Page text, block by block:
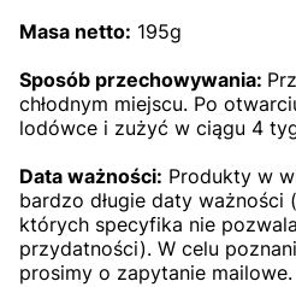
Masa netto: 195g
Sposób przechowywania:
chłodnym miejscu. Po
lodówce i zużyć w ciągu 4
Data ważności: Produkty w
bardzo długie daty
których specyfika nie
przydatności). W celu
prosimy o zapytanie mailowe.